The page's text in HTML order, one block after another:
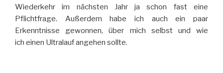
Wiederkehr im nächsten Jahr ja schon fast eine
Pflichtfrage. Außerdem habe ich auch ein paar
Erkenntnisse gewonnen, über mich selbst und wie
ich einen Ultralauf angehen sollte.